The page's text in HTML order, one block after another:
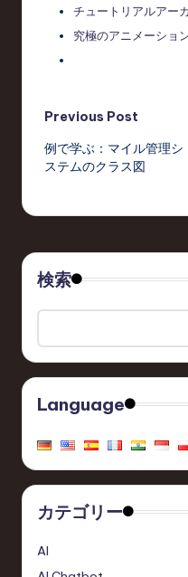
チュートリアルアー
究極のアニメーショ
Post
navigation
Previous Post
例で学ぶ：マイル管理シ
ステムのクラス図
検索
Language
カテゴリー
AI